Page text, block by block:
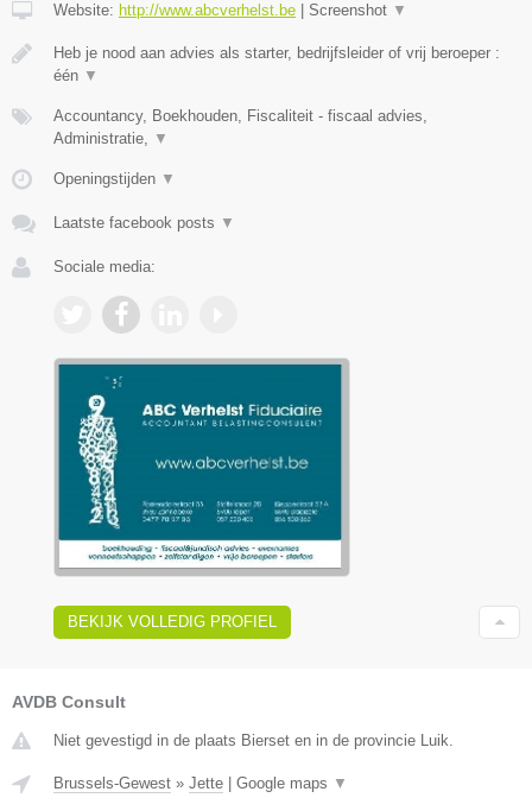
Website: http://www.abcverhelst.be Screenshot ▼
Heb je nood aan advies als starter, bedrijfsleider of vrij beroeper :
één ▼
Accountancy, Boekhouden, Fiscaliteit - fiscaal advies,
Administratie, ▼
Openingstijden ▼
Laatste facebook posts ▼
Sociale media:
BEKIJK VOLLEDIG PROFIEL
AVDB Consult
Niet gevestigd in de plaats Bierset en in de provincie Luik.
Brussels-Gewest » Jette | Google maps ▼